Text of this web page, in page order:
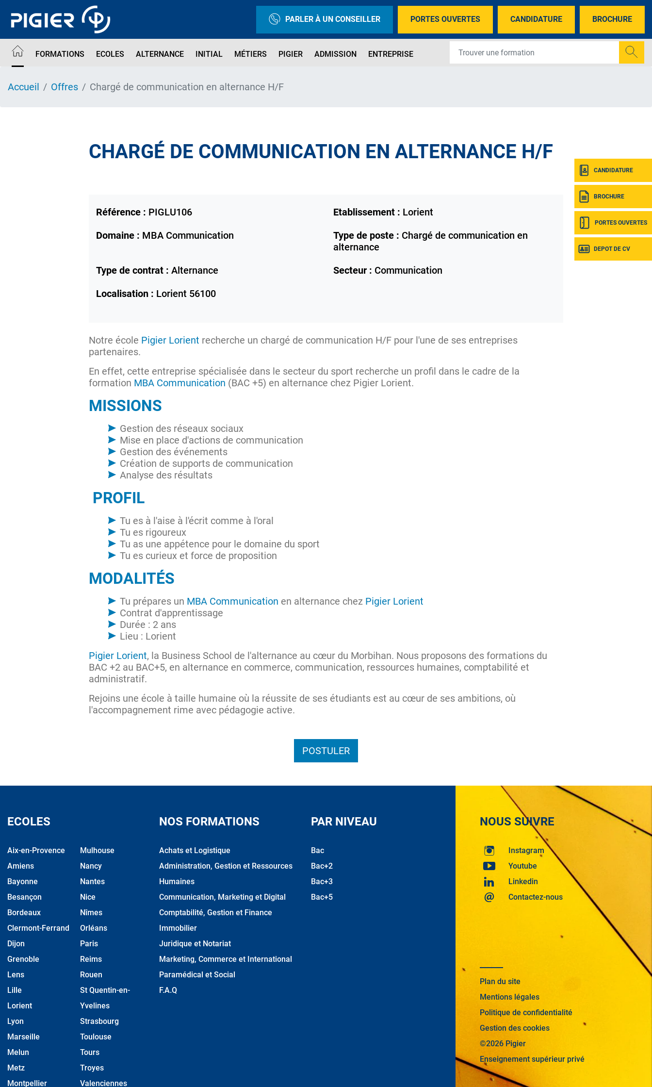
contenu
PARLER À UN CONSEILLER PORTES OUVERTES CANDIDATURE BROCHURE
FORMATIONS ECOLES ALTERNANCE INITIAL MÉTIERS PIGIER ADMISSION ENTREPRISE
CANDIDATURE
BROCHURE
PORTES OUVERTES
DEPOT DE CV
Accueil Offres Chargé de communication en alternance H/F
CHARGÉ DE COMMUNICATION EN ALTERNANCE H/F
Référence : PIGLU106 Etablissement : Lorient
Domaine : MBA Communication Type de poste : Chargé de communication en
alternance
Type de contrat : Alternance Secteur : Communication
Localisation : Lorient 56100
Notre école Pigier Lorient recherche un chargé de communication H/F pour l'une de ses entreprises
partenaires.
En effet, cette entreprise spécialisée dans le secteur du sport recherche un profil dans le cadre de la
formation MBA Communication (BAC +5) en alternance chez Pigier Lorient.
MISSIONS
Gestion des réseaux sociaux
Mise en place d'actions de communication
Gestion des événements
Création de supports de communication
Analyse des résultats
PROFIL
Tu es à l'aise à l'écrit comme à l'oral
Tu es rigoureux
Tu as une appétence pour le domaine du sport
Tu es curieux et force de proposition
MODALITÉS
Tu prépares un MBA Communication en alternance chez Pigier Lorient
Contrat d'apprentissage
Durée : 2 ans
Lieu : Lorient
Pigier Lorient, la Business School de l'alternance au cœur du Morbihan. Nous proposons des formations du
BAC +2 au BAC+5, en alternance en commerce, communication, ressources humaines, comptabilité et
administratif.
Rejoins une école à taille humaine où la réussite de ses étudiants est au cœur de ses ambitions, où
l'accompagnement rime avec pédagogie active.
POSTULER
ECOLES
Aix-en-Provence
Amiens
Bayonne
Besançon
Bordeaux
Clermont-Ferrand
Dijon
Grenoble
Lens
Lille
Lorient
Lyon
Marseille
Melun
Metz
Montpellier
Mulhouse
Nancy
Nantes
Nice
Nîmes
Orléans
Paris
Reims
Rouen
St Quentin-en-
Yvelines
Strasbourg
Toulouse
Tours
Troyes
Valenciennes
NOS FORMATIONS
Achats et Logistique
Administration, Gestion et Ressources
Humaines
Communication, Marketing et Digital
Comptabilité, Gestion et Finance
Immobilier
Juridique et Notariat
Marketing, Commerce et International
Paramédical et Social
F.A.Q
PAR NIVEAU
Bac
Bac+2
Bac+3
Bac+5
NOUS SUIVRE
Instagram
Youtube
Linkedin
Contactez-nous
Plan du site
Mentions légales
Politique de confidentialité
Gestion des cookies
©2026 Pigier
Enseignement supérieur privé